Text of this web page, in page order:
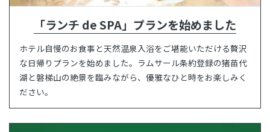
「ランチ de SPA」プランを始めました
ホテル自慢のお食事と天然温泉入浴をご堪能いただける贅沢
な日帰りプランを始めました。ラムサール条約登録の猪苗代
湖と磐梯山の絶景を臨みながら、優雅なひと時をお楽しみく
ださい。